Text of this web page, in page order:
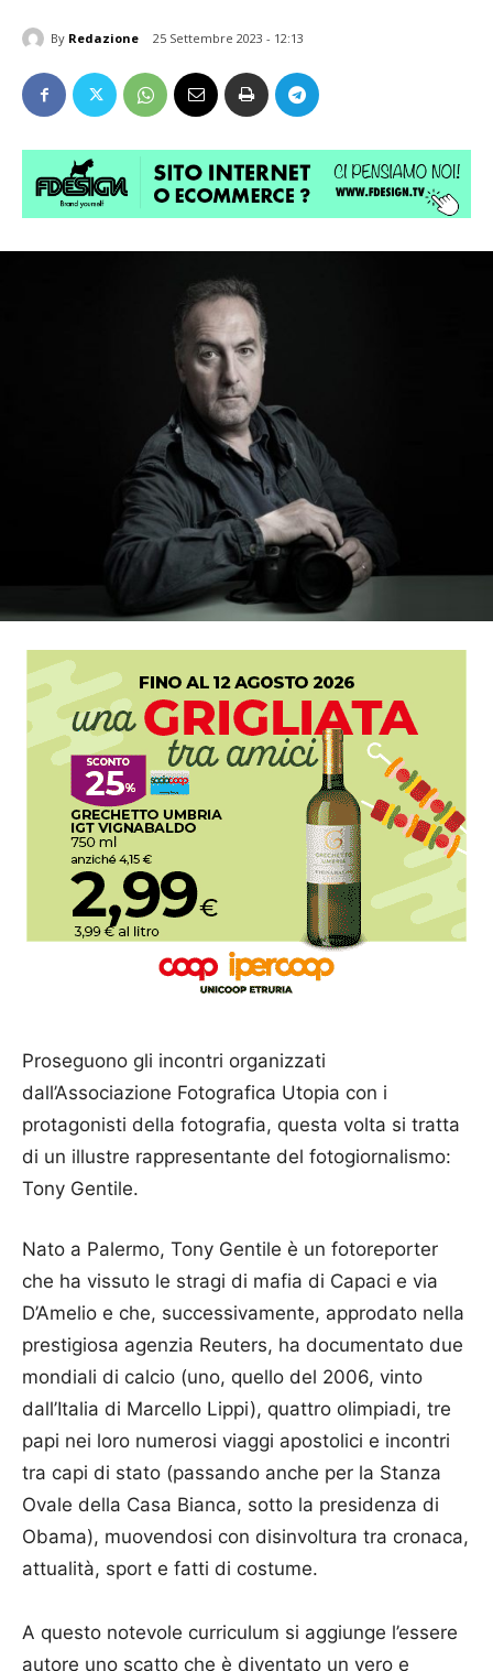
By Redazione 25 Settembre 2023 - 12:13
Proseguono gli incontri organizzati
dall’Associazione Fotografica Utopia con i
protagonisti della fotografia, questa volta si tratta
di un illustre rappresentante del fotogiornalismo:
Tony Gentile.
Nato a Palermo, Tony Gentile è un fotoreporter
che ha vissuto le stragi di mafia di Capaci e via
D’Amelio e che, successivamente, approdato nella
prestigiosa agenzia Reuters, ha documentato due
mondiali di calcio (uno, quello del 2006, vinto
dall’Italia di Marcello Lippi), quattro olimpiadi, tre
papi nei loro numerosi viaggi apostolici e incontri
tra capi di stato (passando anche per la Stanza
Ovale della Casa Bianca, sotto la presidenza di
Obama), muovendosi con disinvoltura tra cronaca,
attualità, sport e fatti di costume.
A questo notevole curriculum si aggiunge l’essere
autore uno scatto che è diventato un vero e